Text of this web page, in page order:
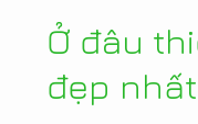
Ở đâu
đẹp